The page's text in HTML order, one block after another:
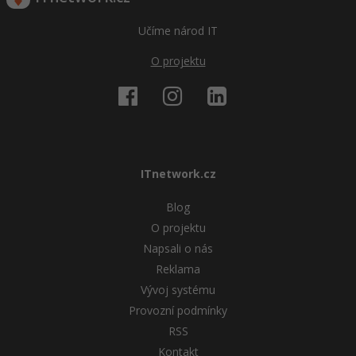
Elektronický podpis
Učíme národ IT
O projektu
ITnetwork.cz
Blog
O projektu
Napsali o nás
Reklama
Vývoj systému
Provozní podmínky
RSS
Kontakt